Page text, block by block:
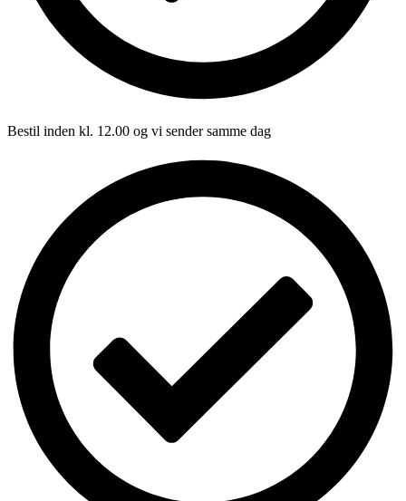
Bestil inden kl. 12.00 og vi sender samme dag